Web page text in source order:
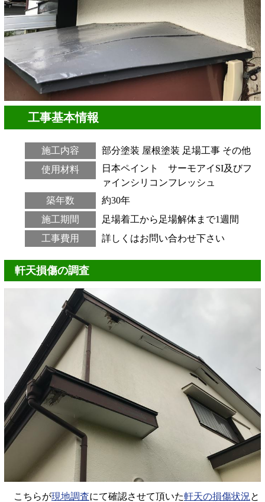
工事基本情報
施工内容 部分塗装 屋根塗装 足場工事 その他
使用材料
日本ペイント サーモアイSI及びフ
ァインシリコンフレッシュ
築年数
約30年
施工期間
足場着工から足場解体まで1週間
工事費用
詳しくはお問い合わせ下さい
軒天損傷の調査
こちらが現地調査にて確認させて頂いた軒天の損傷状況と